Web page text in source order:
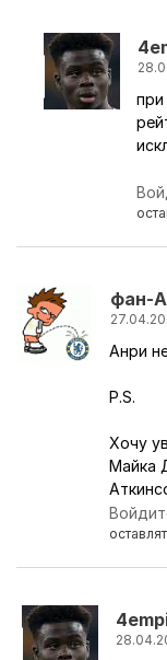
Ответ на
фaн-
Анри
P.S.
Хочу
Майка